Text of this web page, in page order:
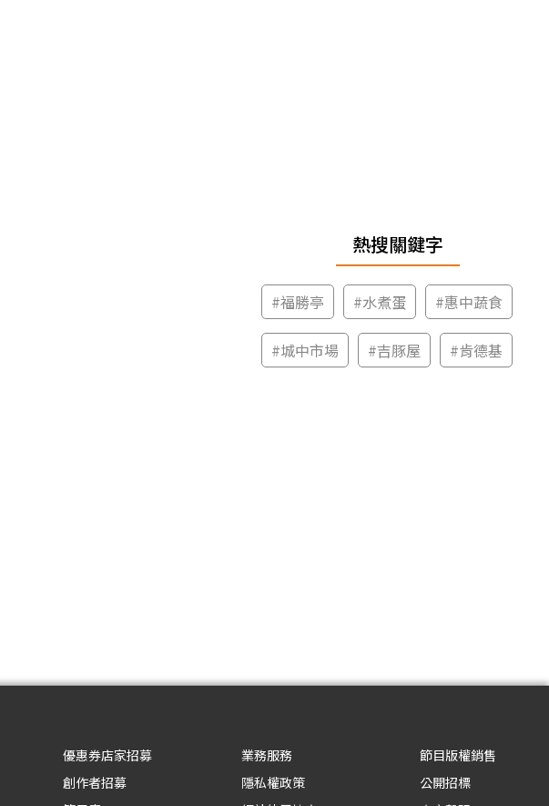
熱搜關鍵字
#福勝亭 #水煮蛋 #惠中蔬食
#城中市場 #吉豚屋 #肯德基
優惠券店家招募
創作者招募
業務服務
隱私權政策
節目版權銷售
公開招標